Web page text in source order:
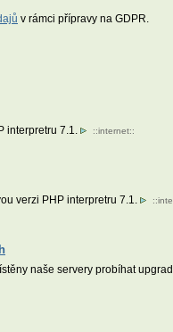
v rámci přípravy na GDPR.
interpretru 7.1. ::internet::
verzi PHP interpretru 7.1. ::
naše servery probíhat